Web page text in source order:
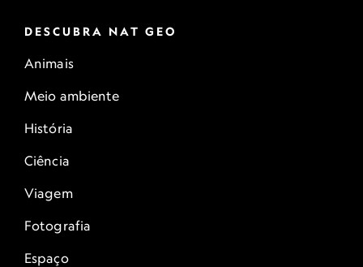
DESCUBRA NAT GEO
Animais
Meio ambiente
História
Ciência
Viagem
Fotografia
Espaço